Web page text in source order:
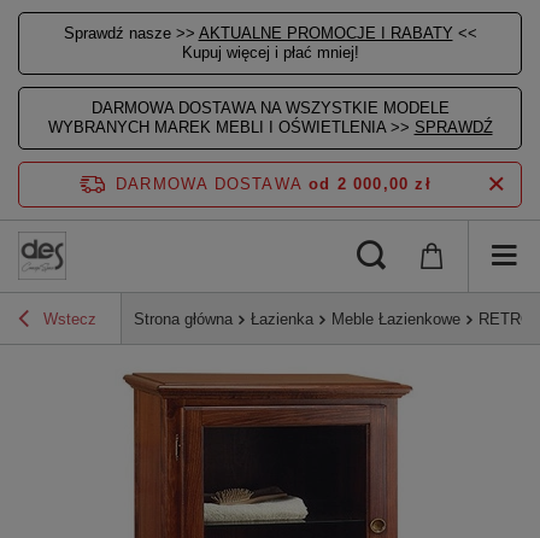
Sprawdź nasze >> AKTUALNE PROMOCJE I RABATY <<
Kupuj więcej i płać mniej!
DARMOWA DOSTAWA NA WSZYSTKIE MODELE
WYBRANYCH MAREK MEBLI I OŚWIETLENIA >> SPRAWDŹ
DARMOWA DOSTAWA od 2 000,00 zł
Wstecz Strona główna Łazienka Meble Łazienkowe RETRO